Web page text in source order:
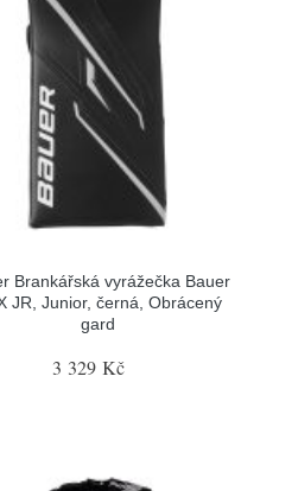
Brankářská vyrážečka Bauer
JR, Junior, černá, Obrácený
gard
3 329 Kč